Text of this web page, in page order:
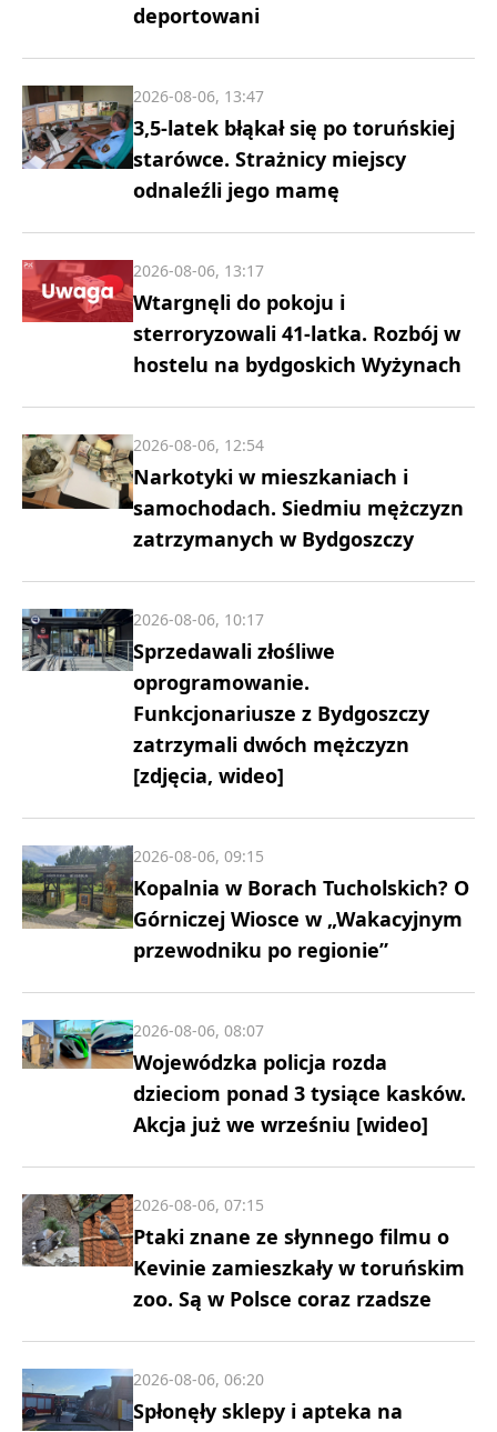
deportowani
3,5-latek błąkał się po toruńskiej
starówce. Strażnicy miejscy
odnaleźli jego mamę
2026-08-06, 13:47
Wtargnęli do pokoju i
sterroryzowali 41-latka. Rozbój w
hostelu na bydgoskich Wyżynach
2026-08-06, 13:17
Narkotyki w mieszkaniach i
samochodach. Siedmiu mężczyzn
zatrzymanych w Bydgoszczy
2026-08-06, 12:54
Sprzedawali złośliwe
oprogramowanie.
Funkcjonariusze z Bydgoszczy
zatrzymali dwóch mężczyzn
[zdjęcia, wideo]
2026-08-06, 10:17
Kopalnia w Borach Tucholskich? O
Górniczej Wiosce w „Wakacyjnym
przewodniku po regionie”
2026-08-06, 09:15
Wojewódzka policja rozda
dzieciom ponad 3 tysiące kasków.
Akcja już we wrześniu [wideo]
2026-08-06, 08:07
Ptaki znane ze słynnego filmu o
Kevinie zamieszkały w toruńskim
zoo. Są w Polsce coraz rzadsze
2026-08-06, 07:15
Spłonęły sklepy i apteka na
2026-08-06, 06:20